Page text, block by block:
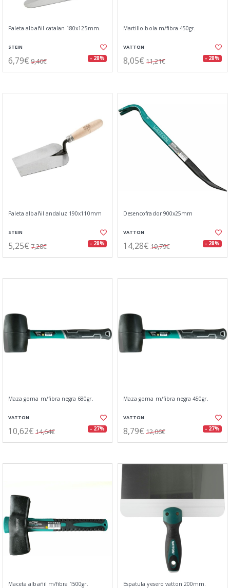
Paleta albañil catalan 180x125mm.
STEIN
6,79€ 9,46€ - 28%
Martillo bola m/fibra 450gr.
VATTON
8,05€ 11,21€ - 28%
Paleta albañil andaluz 190x110mm
STEIN
5,25€ 7,28€ - 28%
Desencofrador 900x25mm
VATTON
14,28€ 19,79€ - 28%
Maza goma m/fibra negra 680gr.
VATTON
10,62€ 14,64€ - 27%
Maza goma m/fibra negra 450gr.
VATTON
8,79€ 12,06€ - 27%
Maceta albañil m/fibra 1500gr. Espatula yesero vatton 200mm.